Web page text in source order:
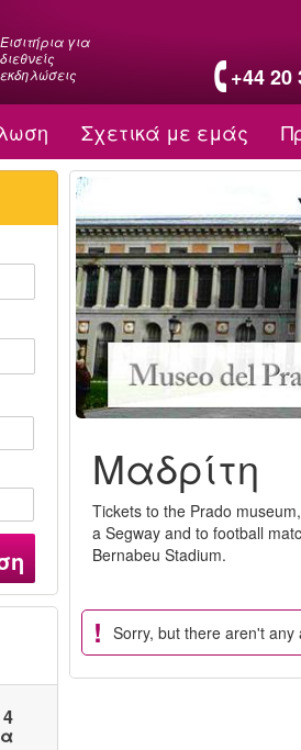
Εισιτήρια για
διεθνείς
εκδηλώσεις
+44 20
Σχετικά με εμάς
Μαδρίτη
Tickets to the Prado
a Segway and to football
Bernabeu Stadium.
Sorry, but there aren't